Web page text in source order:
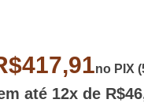
no PIX
até 12x de